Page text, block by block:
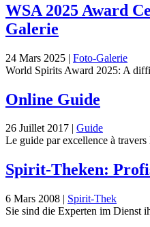
WSA 2025 Award
Galerie
24 Mars 2025 | Foto-Galerie
World Spirits Award 2025: A
Online Guide
26 Juillet 2017 | Guide
Le guide par excellence à travers
Spirit-Theken:
6 Mars 2008 | Spirit-Thek
Sie sind die Experten im Dienst